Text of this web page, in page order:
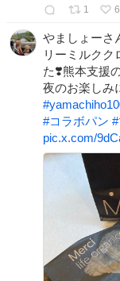
1
6
やましょーさ
リーミルクク
た❣️熊本支援
夜のお楽しみ
#
#コラボパン #
pic.x.com/